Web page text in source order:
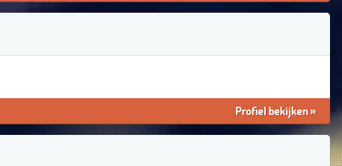
Profiel bekijken»